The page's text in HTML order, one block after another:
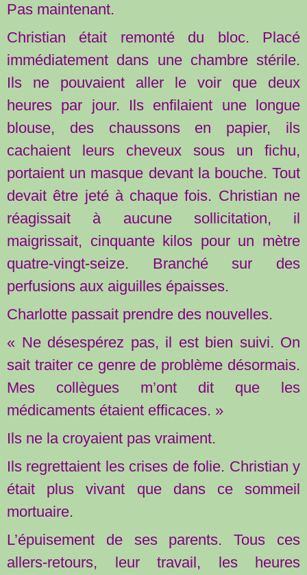
Pas maintenant.
Christian était remonté du bloc. Placé
immédiatement dans une chambre stérile.
Ils ne pouvaient aller le voir que deux
heures par jour. Ils enfilaient une longue
blouse, des chaussons en papier, ils
cachaient leurs cheveux sous un fichu,
portaient un masque devant la bouche. Tout
devait être jeté à chaque fois. Christian ne
réagissait à aucune sollicitation, il
maigrissait, cinquante kilos pour un mètre
quatre-vingt-seize. Branché sur des
perfusions aux aiguilles épaisses.
Charlotte passait prendre des nouvelles.
« Ne désespérez pas, il est bien suivi. On
sait traiter ce genre de problème désormais.
Mes collègues m’ont dit que les
médicaments étaient efficaces. »
Ils ne la croyaient pas vraiment.
Ils regrettaient les crises de folie. Christian y
était plus vivant que dans ce sommeil
mortuaire.
L’épuisement de ses parents. Tous ces
allers-retours, leur travail, les heures